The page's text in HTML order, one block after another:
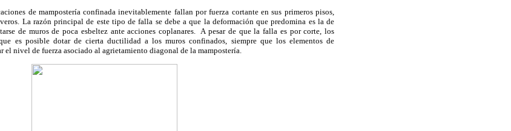
de mampostería confinada inevitablemente fallan por fuerza cortante en sus primeros pisos,
La razón principal de este tipo de falla se debe a que la deformación que predomina es la de
de muros de poca esbeltez ante acciones coplanares. A pesar de que la falla es por corte, los
es posible dotar de cierta ductilidad a los muros confinados, siempre que los elementos de
el nivel de fuerza asociado al agrietamiento diagonal de la mampostería.